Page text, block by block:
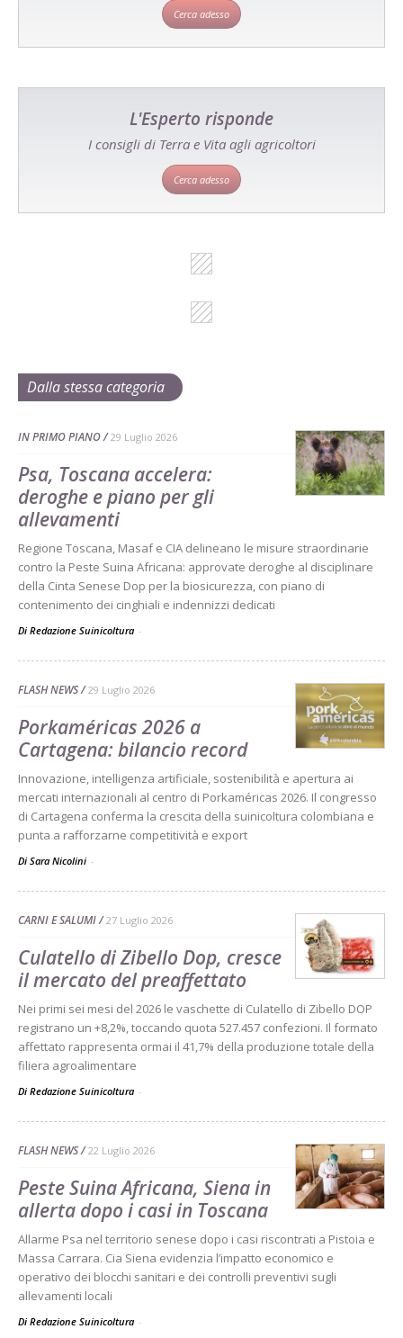
Cerca adesso
L'Esperto risponde
I consigli di Terra e Vita agli agricoltori
Cerca adesso
Dalla stessa categoria
IN PRIMO PIANO 29 Luglio 2026
Psa, Toscana accelera:
deroghe e piano per gli
allevamenti
Regione Toscana, Masaf e CIA delineano le misure straordinarie
contro la Peste Suina Africana: approvate deroghe al disciplinare
della Cinta Senese Dop per la biosicurezza, con piano di
contenimento dei cinghiali e indennizzi dedicati
Di Redazione Suinicoltura -
FLASH NEWS 29 Luglio 2026
Porkaméricas 2026 a
Cartagena: bilancio record
Innovazione, intelligenza artificiale, sostenibilità e apertura ai
mercati internazionali al centro di Porkaméricas 2026. Il congresso
di Cartagena conferma la crescita della suinicoltura colombiana e
punta a rafforzarne competitività e export
Di Sara Nicolini -
CARNI E SALUMI 27 Luglio 2026
Culatello di Zibello Dop, cresce
il mercato del preaffettato
Nei primi sei mesi del 2026 le vaschette di Culatello di Zibello DOP
registrano un +8,2%, toccando quota 527.457 confezioni. Il formato
affettato rappresenta ormai il 41,7% della produzione totale della
filiera agroalimentare
Di Redazione Suinicoltura -
FLASH NEWS 22 Luglio 2026
Peste Suina Africana, Siena in
allerta dopo i casi in Toscana
Allarme Psa nel territorio senese dopo i casi riscontrati a Pistoia e
Massa Carrara. Cia Siena evidenzia l’impatto economico e
operativo dei blocchi sanitari e dei controlli preventivi sugli
allevamenti locali
Di Redazione Suinicoltura -